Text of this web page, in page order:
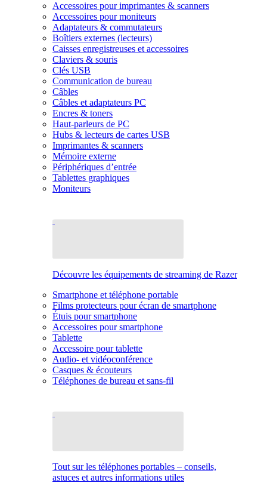
Accessoires pour imprimantes & scanners
Accessoires pour moniteurs
Adaptateurs & commutateurs
Boîtiers externes (lecteurs)
Caisses enregistreuses et accessoires
Claviers & souris
Clés USB
Communication de bureau
Câbles
Câbles et adaptateurs PC
Encres & toners
Haut-parleurs de PC
Hubs & lecteurs de cartes USB
Imprimantes & scanners
Mémoire externe
Périphériques d’entrée
Tablettes graphiques
Moniteurs
Découvre les équipements de streaming de Razer
Smartphone et téléphone portable
Films protecteurs pour écran de smartphone
Étuis pour smartphone
Accessoires pour smartphone
Tablette
Accessoire pour tablette
Audio- et vidéoconférence
Casques & écouteurs
Téléphones de bureau et sans-fil
Tout sur les téléphones portables – conseils,
astuces et autres informations utiles